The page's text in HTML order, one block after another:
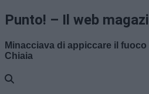
Punto! – Il web
Minacciava di appiccare il
Chiaia